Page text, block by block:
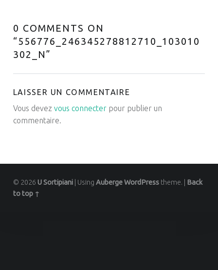
0 COMMENTS ON
“556776_246345278812710_103010
302_N”
LAISSER UN COMMENTAIRE
Vous devez vous connecterpour publier un
commentaire.
© 2026 U Sortipiani Using AubergeWordPresstheme.
Back
to top ↑